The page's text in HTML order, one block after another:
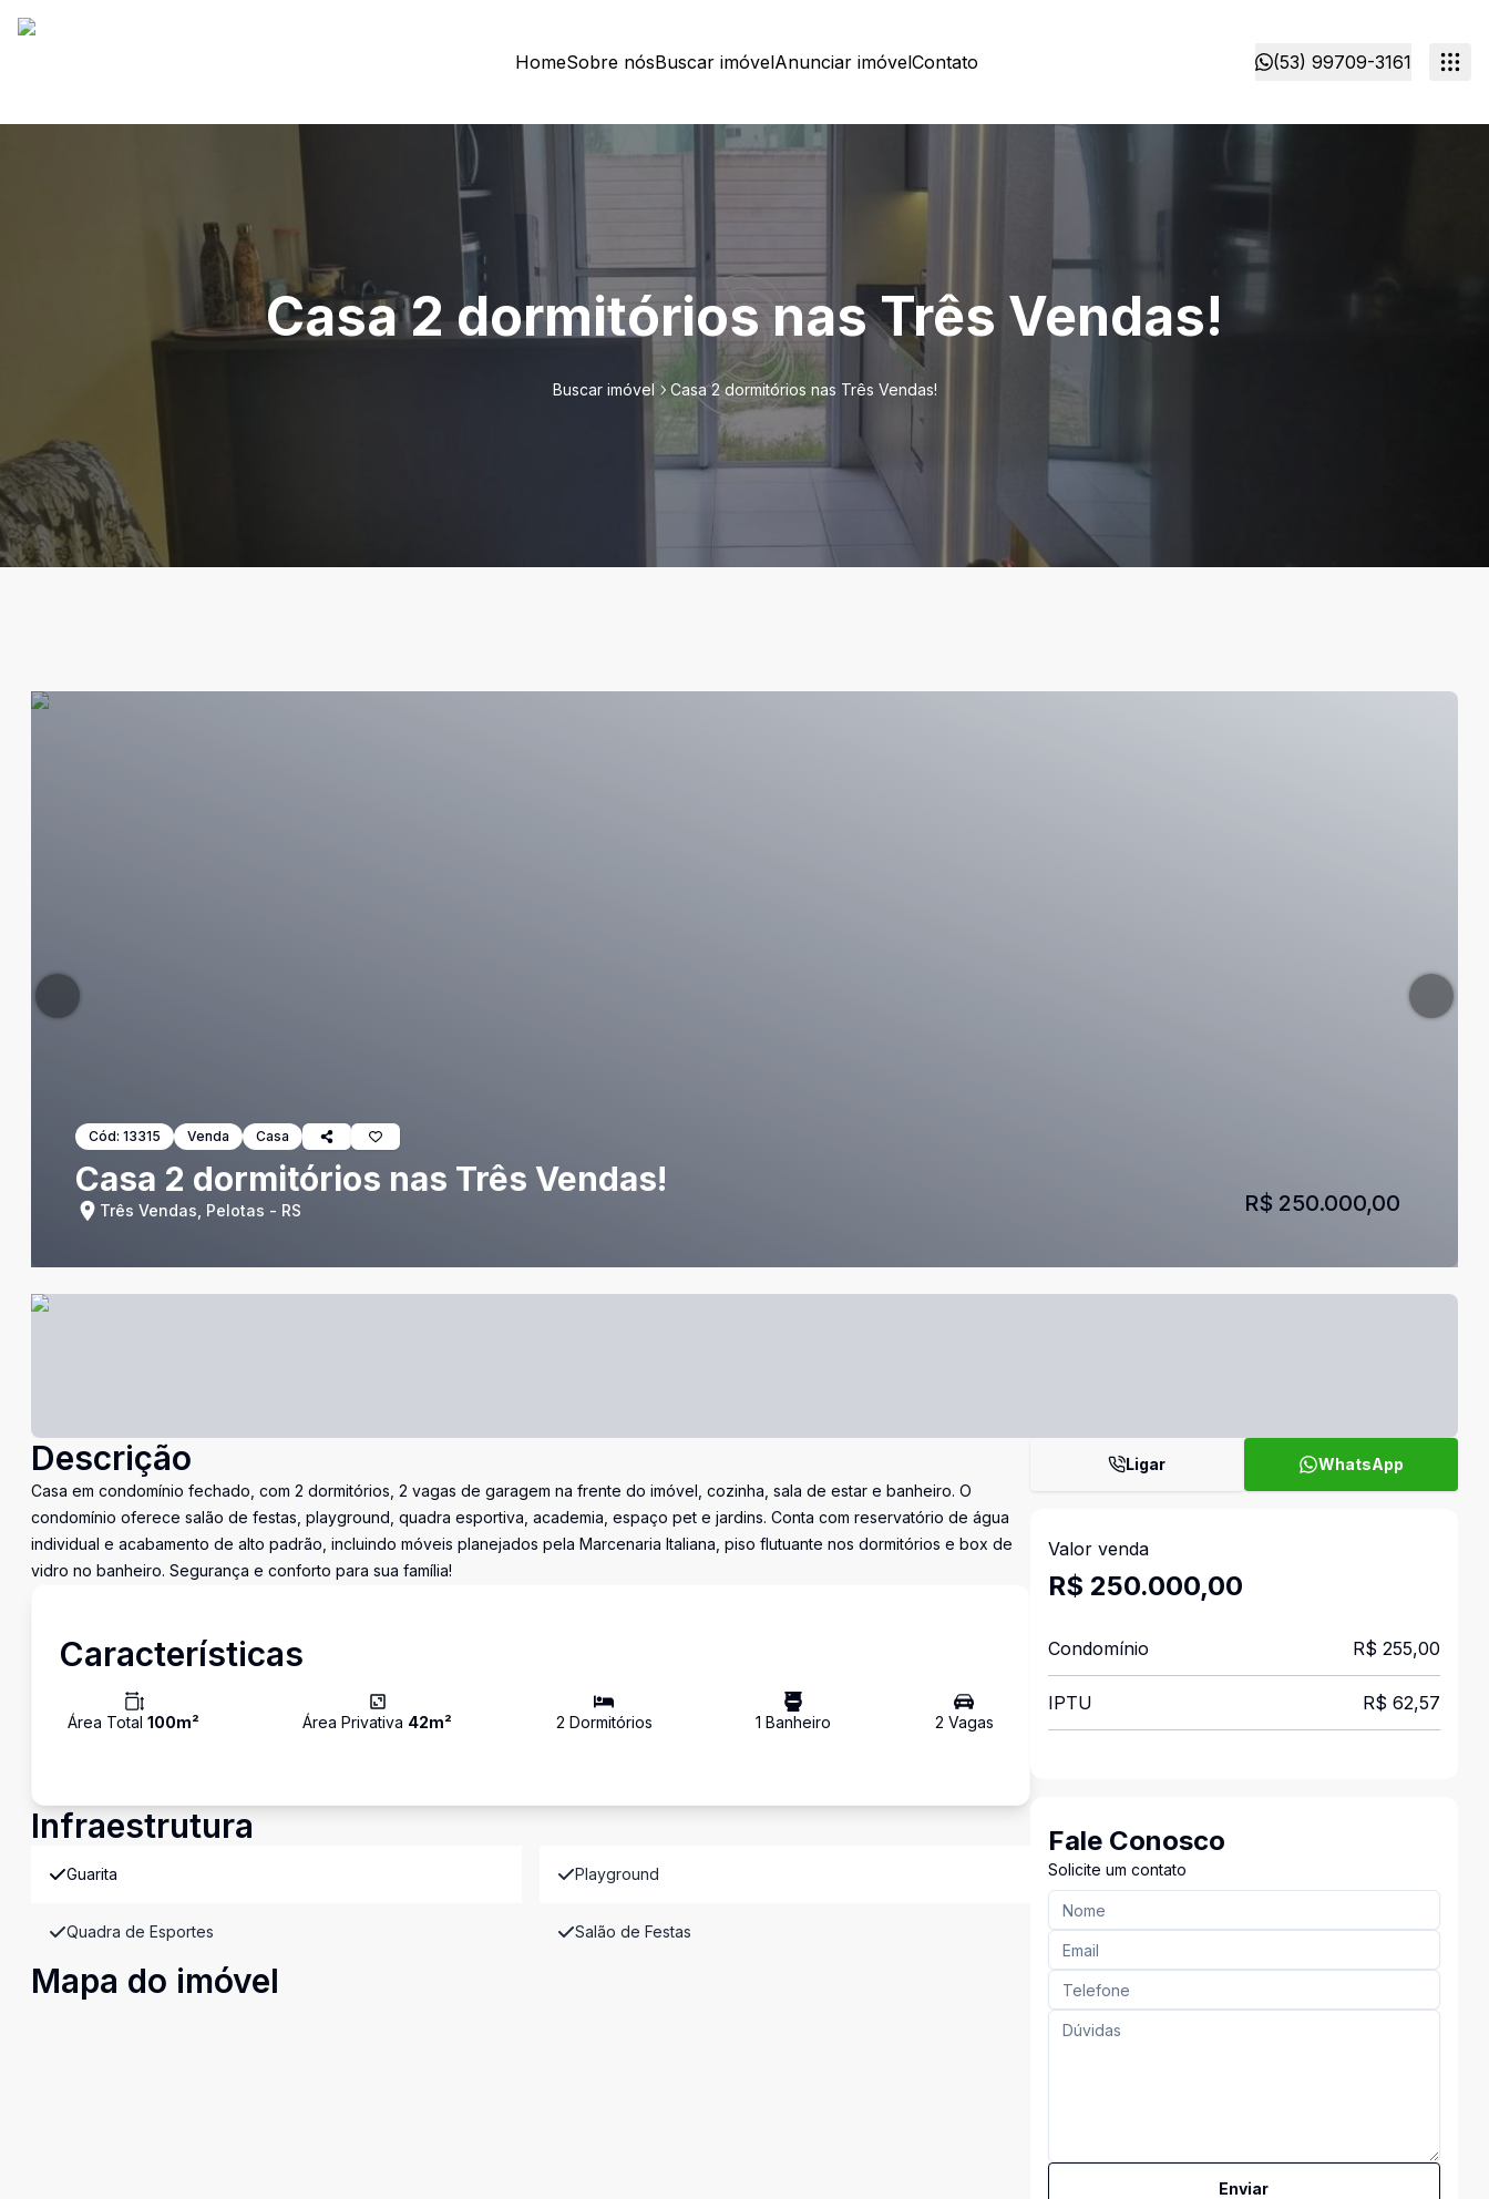
HomeSobre nósBuscar imóvelAnunciar imóvelContato (53) 99709-3161
Casa 2 dormitórios nas Três Vendas!
Buscar imóvel Casa 2 dormitórios nas Três Vendas!
Cód: 13315 Venda Casa
Casa 2 dormitórios nas Três Vendas!
Três Vendas, Pelotas - RS R$ 250.000,00
Descrição
Casa em condomínio fechado, com 2 dormitórios, 2 vagas de garagem na frente do imóvel, cozinha, sala de estar e banheiro. O
condomínio oferece salão de festas, playground, quadra esportiva, academia, espaço pet e jardins. Conta com reservatório de água
individual e acabamento de alto padrão, incluindo móveis planejados pela Marcenaria Italiana, piso flutuante nos dormitórios e box de
vidro no banheiro. Segurança e conforto para sua família!
Características
Área Total 100m² Área Privativa 42m² 2 Dormitórios 1 Banheiro 2 Vagas
Infraestrutura
Guarita Playground
Quadra de Esportes Salão de Festas
Mapa do imóvel
Ligar WhatsApp
Valor venda
R$ 250.000,00
Condomínio R$ 255,00
IPTU R$ 62,57
Fale Conosco
Solicite um contato
Enviar